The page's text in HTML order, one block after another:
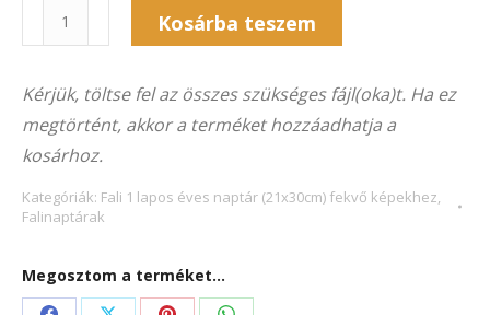
Naptár
1F-
(21×30
cm)
fekvő
képekhez
mennyiség
Kosárba teszem
Kérjük, töltse fel az összes szükséges fájl(oka)t. Ha ez
megtörtént, akkor a terméket hozzáadhatja a
kosárhoz.
Kategóriák: Fali 1 lapos éves naptár (21x30cm) fekvő képekhez,
Falinaptárak
Megosztom a terméket...